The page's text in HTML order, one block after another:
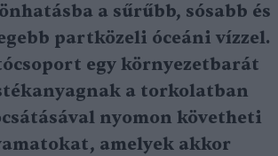
a sűrűbb, sósabb és
partközeli óceáni vízzel.
egy környezetbarát
a torkolatban
nyomon követheti
amelyek akkor